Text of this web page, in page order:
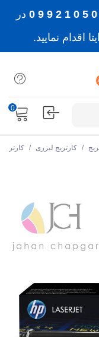
در
اقدام نمایید.
0
/ کارتریج لیزری /